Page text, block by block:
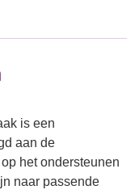
is een
aan de
het ondersteunen
naar passende